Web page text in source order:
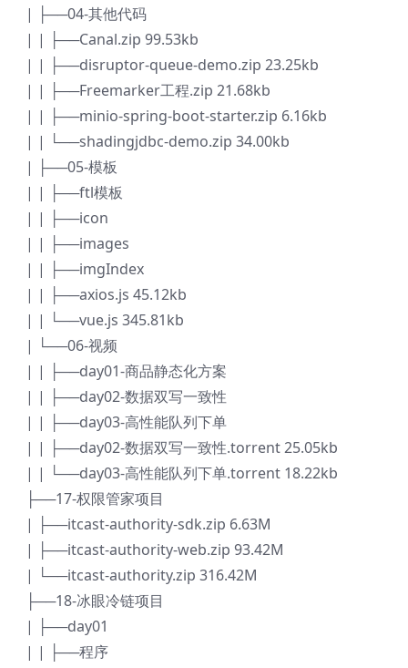
| ├──04-其他代码
| | ├──Canal.zip 99.53kb
| | ├──disruptor-queue-demo.zip 23.25kb
| | ├──Freemarker工程.zip 21.68kb
| | ├──minio-spring-boot-starter.zip 6.16kb
| | └──shadingjdbc-demo.zip 34.00kb
| ├──05-模板
| | ├──ftl模板
| | ├──icon
| | ├──images
| | ├──imgIndex
| | ├──axios.js 45.12kb
| | └──vue.js 345.81kb
| └──06-视频
| | ├──day01-商品静态化方案
| | ├──day02-数据双写一致性
| | ├──day03-高性能队列下单
| | ├──day02-数据双写一致性.torrent 25.05kb
| | └──day03-高性能队列下单.torrent 18.22kb
├──17-权限管家项目
| ├──itcast-authority-sdk.zip 6.63M
| ├──itcast-authority-web.zip 93.42M
| └──itcast-authority.zip 316.42M
├──18-冰眼冷链项目
| ├──day01
| | ├──程序